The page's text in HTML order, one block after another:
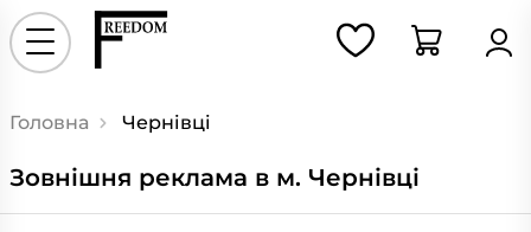
Головна Чернівці
Зовнішня реклама в м. Чернівці